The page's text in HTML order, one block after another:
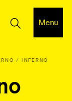
Menu
/ INFERNO